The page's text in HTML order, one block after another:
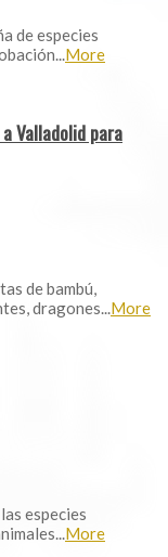
de especies
More
Valladolid para
de bambú,
dragones...More
especies
More